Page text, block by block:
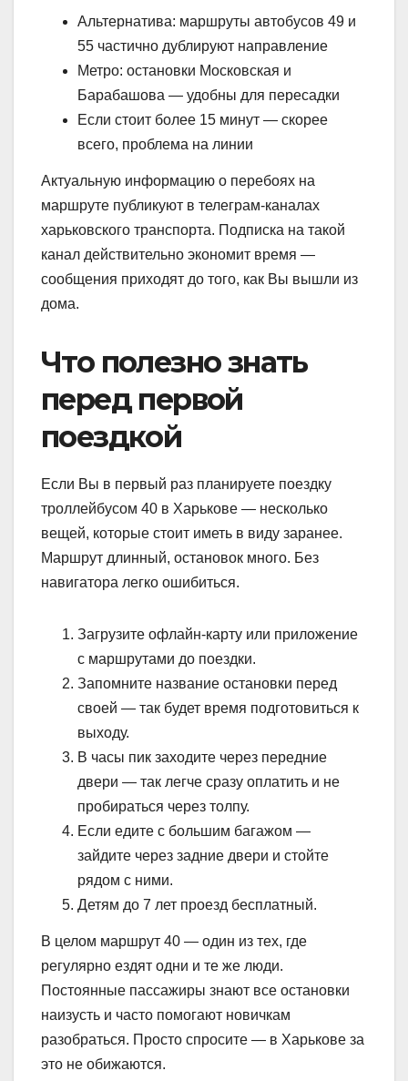
Альтернатива: маршруты автобусов 49 и
55 частично дублируют направление
Метро: остановки Московская и
Барабашова — удобны для пересадки
Если стоит более 15 минут — скорее
всего, проблема на линии
Актуальную информацию о перебоях на
маршруте публикуют в телеграм-каналах
харьковского транспорта. Подписка на такой
канал действительно экономит время —
сообщения приходят до того, как Вы вышли из
дома.
Что полезно знать
перед первой
поездкой
Если Вы в первый раз планируете поездку
троллейбусом 40 в Харькове — несколько
вещей, которые стоит иметь в виду заранее.
Маршрут длинный, остановок много. Без
навигатора легко ошибиться.
Загрузите офлайн-карту или приложение
с маршрутами до поездки.
Запомните название остановки перед
своей — так будет время подготовиться к
выходу.
В часы пик заходите через передние
двери — так легче сразу оплатить и не
пробираться через толпу.
Если едите с большим багажом —
зайдите через задние двери и стойте
рядом с ними.
Детям до 7 лет проезд бесплатный.
В целом маршрут 40 — один из тех, где
регулярно ездят одни и те же люди.
Постоянные пассажиры знают все остановки
наизусть и часто помогают новичкам
разобраться. Просто спросите — в Харькове за
это не обижаются.